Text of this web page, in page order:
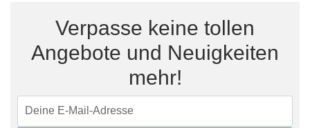
Verpasse keine tollen
Angebote und Neuigkeiten
mehr!